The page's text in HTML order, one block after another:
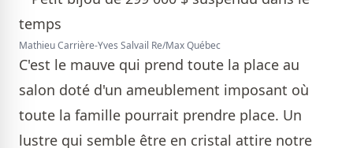
Mathieu Carrière-Yves Salvail Re/Max Québec
C'est le mauve qui prend toute la place au
salon doté d'un ameublement imposant où
toute la famille pourrait prendre place. Un
lustre qui semble être en cristal attire notre